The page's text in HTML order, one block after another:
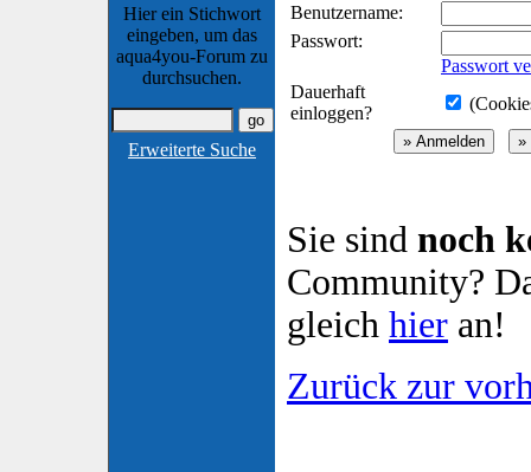
Hier ein Stichwort
eingeben, um das
aqua4you-Forum zu
durchsuchen.
Erweiterte Suche
Benutzername:
Passwort:
Passwort
Dauerhaft
einloggen?
Sie sind noch
Community?
gleich hier an!
Zurück zur